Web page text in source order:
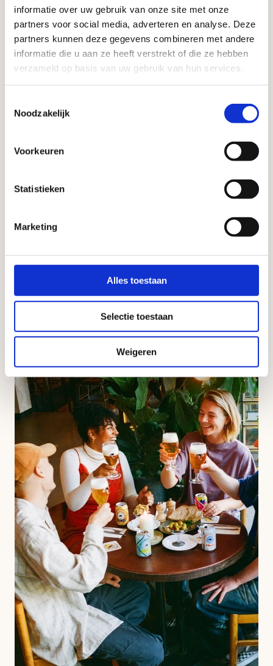
informatie over uw gebruik van onze site met onze
partners voor social media, adverteren en analyse. Deze
partners kunnen deze gegevens combineren met andere
informatie die u aan ze heeft verstrekt of die ze hebben
verzameld op basis van uw gebruik van hun services.
Noodzakelijk
Voorkeuren
Statistieken
Marketing
Alles toestaan
Selectie toestaan
Weigeren